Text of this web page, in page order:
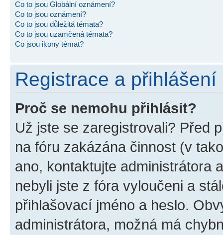
Co to jsou Globální oznámení?
Co to jsou oznámení?
Co to jsou důležitá témata?
Co to jsou uzamčená témata?
Co jsou ikony témat?
Registrace a přihlášení
Proč se nemohu přihlásit?
Už jste se zaregistrovali? Před
na fóru zakázána činnost (v
ano, kontaktujte administrátora
nebyli jste z fóra vyloučeni a
přihlašovací jméno a heslo.
administrátora, možná má